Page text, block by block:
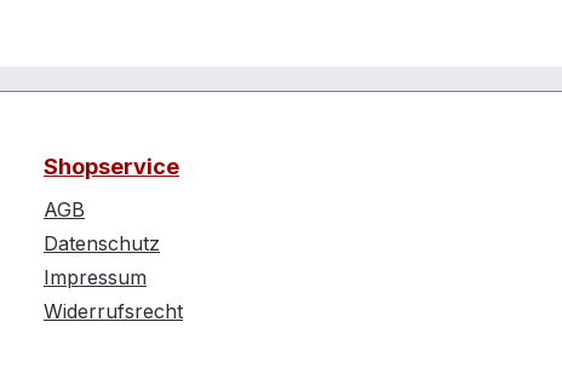
Shopservice
AGB
Datenschutz
Impressum
Widerrufsrecht